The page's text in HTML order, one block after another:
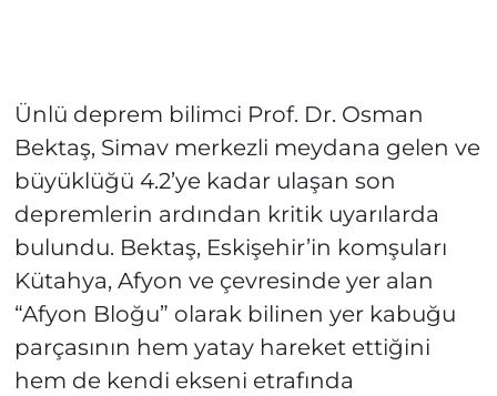
Ünlü deprem bilimci Prof. Dr. Osman
Bektaş, Simav merkezli meydana gelen ve
büyüklüğü 4.2’ye kadar ulaşan son
depremlerin ardından kritik uyarılarda
bulundu. Bektaş, Eskişehir’in komşuları
Kütahya, Afyon ve çevresinde yer alan
“Afyon Bloğu” olarak bilinen yer kabuğu
parçasının hem yatay hareket ettiğini
hem de kendi ekseni etrafında